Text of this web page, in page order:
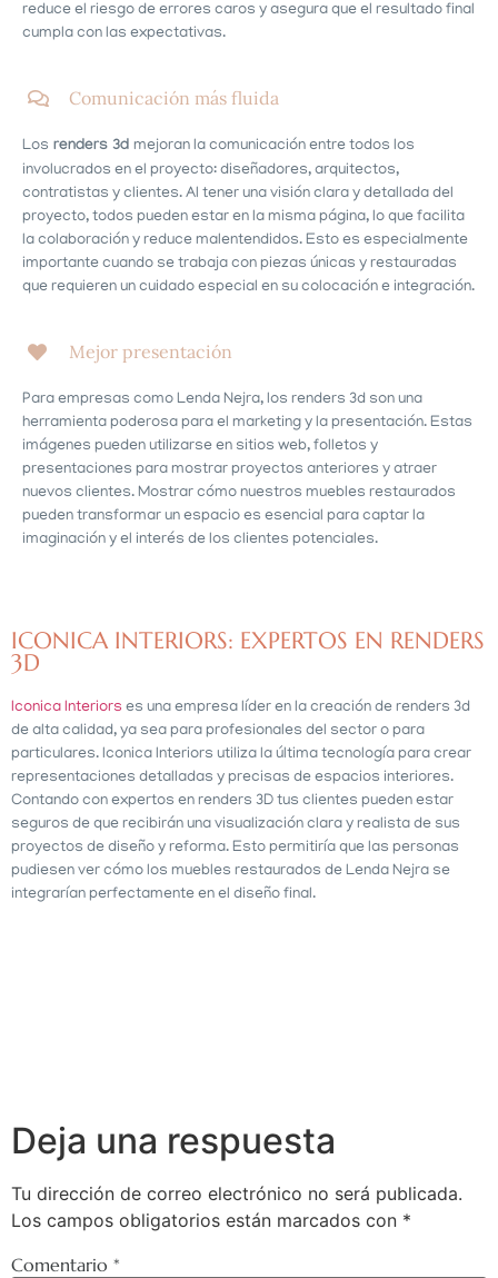
reduce el riesgo de errores caros y asegura que el resultado final
cumpla con las expectativas.
Comunicación más fluida
Los renders 3d mejoran la comunicación entre todos los
involucrados en el proyecto: diseñadores, arquitectos,
contratistas y clientes. Al tener una visión clara y detallada del
proyecto, todos pueden estar en la misma página, lo que facilita
la colaboración y reduce malentendidos. Esto es especialmente
importante cuando se trabaja con piezas únicas y restauradas
que requieren un cuidado especial en su colocación e integración.
Mejor presentación
Para empresas como Lenda Nejra, los renders 3d son una
herramienta poderosa para el marketing y la presentación. Estas
imágenes pueden utilizarse en sitios web, folletos y
presentaciones para mostrar proyectos anteriores y atraer
nuevos clientes. Mostrar cómo nuestros muebles restaurados
pueden transformar un espacio es esencial para captar la
imaginación y el interés de los clientes potenciales.
ICONICA INTERIORS: EXPERTOS EN RENDERS
3D
Iconica Interiors es una empresa líder en la creación de renders 3d
de alta calidad, ya sea para profesionales del sector o para
particulares. Iconica Interiors utiliza la última tecnología para crear
representaciones detalladas y precisas de espacios interiores.
Contando con expertos en renders 3D tus clientes pueden estar
seguros de que recibirán una visualización clara y realista de sus
proyectos de diseño y reforma. Esto permitiría que las personas
pudiesen ver cómo los muebles restaurados de Lenda Nejra se
integrarían perfectamente en el diseño final.
Deja una respuesta
Tu dirección de correo electrónico no será publicada.
Los campos obligatorios están marcados con *
Comentario *